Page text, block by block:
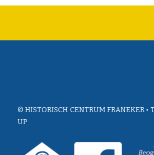
© HISTORISCH CENTRUM FRANEKER •
UP